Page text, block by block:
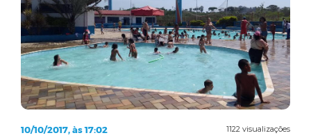
1122 visualizações
10/10/2017, às 17:02